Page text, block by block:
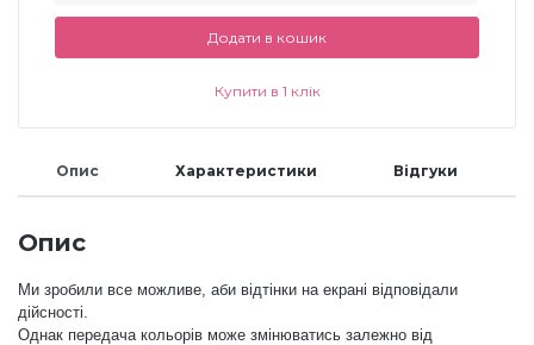
Аксесуари
Додати в кошик
Купити в 1 клік
Опис Характеристики Відгуки
Опис
Ми зробили все можливе, аби відтінки на екрані відповідали
дійсності.
Однак передача кольорів може змінюватись залежно від